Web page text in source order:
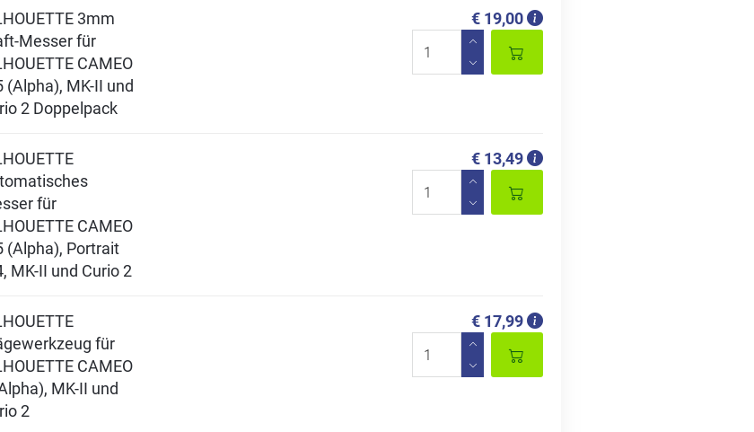
3mm
Messer für
CAMEO
(Alpha), MK-II und
2 Doppelpack
€ 19,00
für
CAMEO
(Alpha), Portrait
MK-II und Curio 2
€ 13,49
für
CAMEO
MK-II und
2
€ 17,99